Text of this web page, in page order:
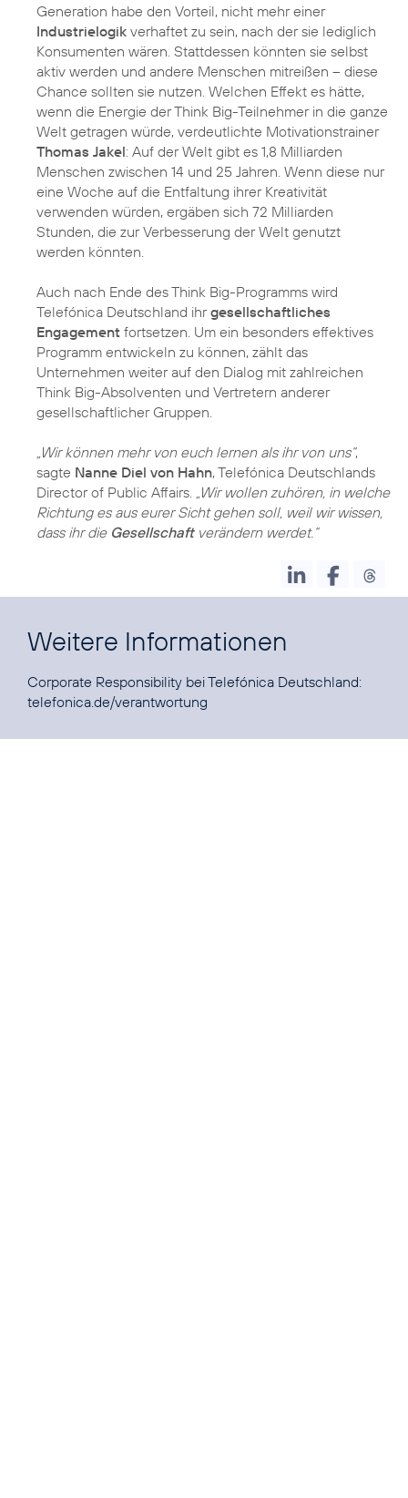
Generation habe den Vorteil, nicht mehr einer
Industrielogik verhaftet zu sein, nach der sie lediglich
Konsumenten wären. Stattdessen könnten sie selbst
aktiv werden und andere Menschen mitreißen – diese
Chance sollten sie nutzen. Welchen Effekt es hätte,
wenn die Energie der Think Big-Teilnehmer in die ganze
Welt getragen würde, verdeutlichte Motivationstrainer
Thomas Jakel: Auf der Welt gibt es 1,8 Milliarden
Menschen zwischen 14 und 25 Jahren. Wenn diese nur
eine Woche auf die Entfaltung ihrer Kreativität
verwenden würden, ergäben sich 72 Milliarden
Stunden, die zur Verbesserung der Welt genutzt
werden könnten.
Auch nach Ende des Think Big-Programms wird
Telefónica Deutschland ihrgesellschaftliches
Engagement fortsetzen. Um ein besonders effektives
Programm entwickeln zu können, zählt das
Unternehmen weiter auf den Dialog mit zahlreichen
Think Big-Absolventen und Vertretern anderer
gesellschaftlicher Gruppen.
„Wir können mehr von euch lernen als ihr von uns“,
sagte Nanne Diel von Hahn, Telefónica Deutschlands
Director of Public Affairs.
„Wir wollen zuhören, in welche
Richtung es aus eurer Sicht gehen soll, weil wir wissen,
dass ihr die Gesellschaftverändern werdet.“
Weitere Informationen
Corporate Responsibility bei Telefónica Deutschland:
telefonica.de/verantwortung